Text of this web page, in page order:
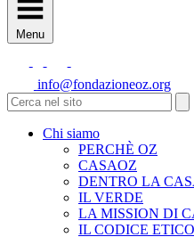
Menu
info@fondazioneoz.org
Chi siamo
PERCHÈ OZ
CASAOZ
DENTRO LA
IL VERDE
LA MISSION DI
IL CODICE